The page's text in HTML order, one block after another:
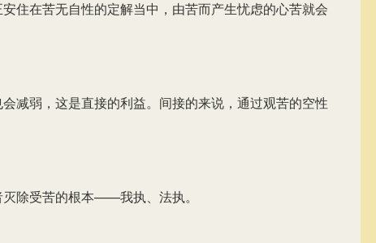
住在苦无自性的定解当中，由苦而产生忧虑的心苦就会
减弱，这是直接的利益。间接的来说，通过观苦的空性
除受苦的根本——我执、法执。